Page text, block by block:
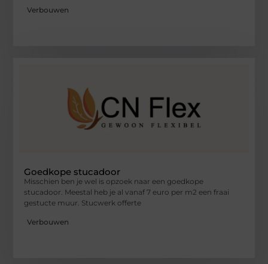
Verbouwen
Goedkope stucadoor
Misschien ben je wel is opzoek naar een goedkope
stucadoor. Meestal heb je al vanaf 7 euro per m2 een fraai
gestucte muur. Stucwerk offerte
Verbouwen